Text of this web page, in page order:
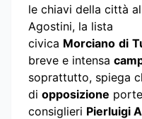
le chiavi della città
Agostini, la lista
civica Morciano di
breve e intensa
soprattutto, spiega
di opposizione
consiglieri Pierluigi